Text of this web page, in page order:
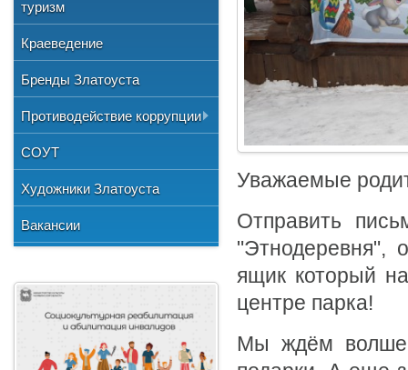
Уважаемые
Отправить
"Этнодеревня",
ящик который
центре парка!
Мы ждём
Учетная политика
и отдыха
№3"
"Детская школа искусств №1"
"Детская школа искусств №3"
Городской методический совет
Национальные культурные
центры
Литературное объединение
"Мартен"
Профсоюзная организация
обслуживания
Нормативно-правовая база
Фото
Видео
туризм
Краеведение
Бренды Златоуста
Противодействие коррупции
Документы
Сведения о доходах
Формы документов
СОУТ
Художники Златоуста
Вакансии